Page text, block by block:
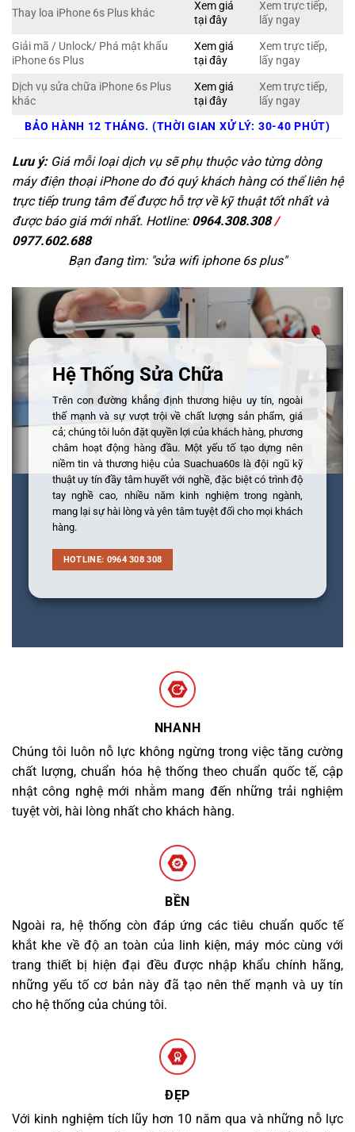
Thay loa iPhone 6s Plus khác
Xem giá
tại đây
Xem trực tiếp,
lấy ngay
Giải mã / Unlock/ Phá mật khẩu
iPhone 6s Plus
Xem giá
tại đây
Xem trực tiếp,
lấy ngay
Dịch vụ sửa chữa iPhone 6s Plus
khác
Xem giá
tại đây
Xem trực tiếp,
lấy ngay
BẢO HÀNH 12 THÁNG. (THỜI GIAN XỬ LÝ: 30-40 PHÚT)
Lưu ý:Giá mỗi loại dịch vụ sẽ phụ thuộc vào từng dòng
máy điện thoại iPhone do đó quý khách hàng có thể liên hệ
trực tiếp trung tâm để được hỗ trợ về kỹ thuật tốt nhất và
được báo giá mới nhất. Hotline: 0964.308.308/
0977.602.688
Bạn đang tìm: "sửa wifi iphone 6s plus"
Hệ Thống Sửa Chữa
Trên con đường khẳng định thương hiệu uy tín, ngoài
thế mạnh và sự vượt trội về chất lượng sản phẩm, giá
cả; chúng tôi luôn đặt quyền lợi của khách hàng, phương
châm hoạt động hàng đầu. Một yếu tố tạo dựng nên
niềm tin và thương hiệu của Suachua60s là đội ngũ kỹ
thuật uy tín đầy tâm huyết với nghề, đặc biệt có trình độ
tay nghề cao, nhiều năm kinh nghiệm trong ngành,
mang lại sự hài lòng và yên tâm tuyệt đối cho mọi khách
hàng.
HOTLINE: 0964 308 308
NHANH
Chúng tôi luôn nỗ lực không ngừng trong việc tăng cường
chất lượng, chuẩn hóa hệ thống theo chuẩn quốc tế, cập
nhật công nghệ mới nhằm mang đến những trải nghiệm
tuyệt vời, hài lòng nhất cho khách hàng.
BỀN
Ngoài ra, hệ thống còn đáp ứng các tiêu chuẩn quốc tế
khắt khe về độ an toàn của linh kiện, máy móc cùng với
trang thiết bị hiện đại đều được nhập khẩu chính hãng,
những yếu tố cơ bản này đã tạo nên thế mạnh và uy tín
cho hệ thống của chúng tôi.
ĐẸP
Với kinh nghiệm tích lũy hơn 10 năm qua và những nỗ lực